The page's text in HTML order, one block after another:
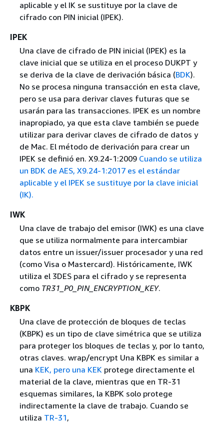
aplicable y el IK se sustituye por la clave de
cifrado con PIN inicial (IPEK).
IPEK
Una clave de cifrado de PIN inicial (IPEK) es la
clave inicial que se utiliza en el proceso DUKPT y
se deriva de la clave de derivación básica (BDK).
No se procesa ninguna transacción en esta clave,
pero se usa para derivar claves futuras que se
usarán para las transacciones. IPEK es un nombre
inapropiado, ya que esta clave también se puede
utilizar para derivar claves de cifrado de datos y
de Mac. El método de derivación para crear un
IPEK se definió en. X9.24-1:2009 Cuando se utiliza
un BDK de AES, X9.24-1:2017 es el estándar
aplicable y el IPEK se sustituye por la clave inicial
(IK).
IWK
Una clave de trabajo del emisor (IWK) es una clave
que se utiliza normalmente para intercambiar
datos entre un issuer/issuer procesador y una red
(como Visa o Mastercard). Históricamente, IWK
utiliza el 3DES para el cifrado y se representa
como TR31_P0_PIN_ENCRYPTION_KEY.
KBPK
Una clave de protección de bloques de teclas
(KBPK) es un tipo de clave simétrica que se utiliza
para proteger los bloques de teclas y, por lo tanto,
otras claves. wrap/encrypt Una KBPK es similar a
una KEK, pero una KEKprotege directamente el
material de la clave, mientras que en TR-31
esquemas similares, la KBPK solo protege
indirectamente la clave de trabajo. Cuando se
utiliza TR-31,